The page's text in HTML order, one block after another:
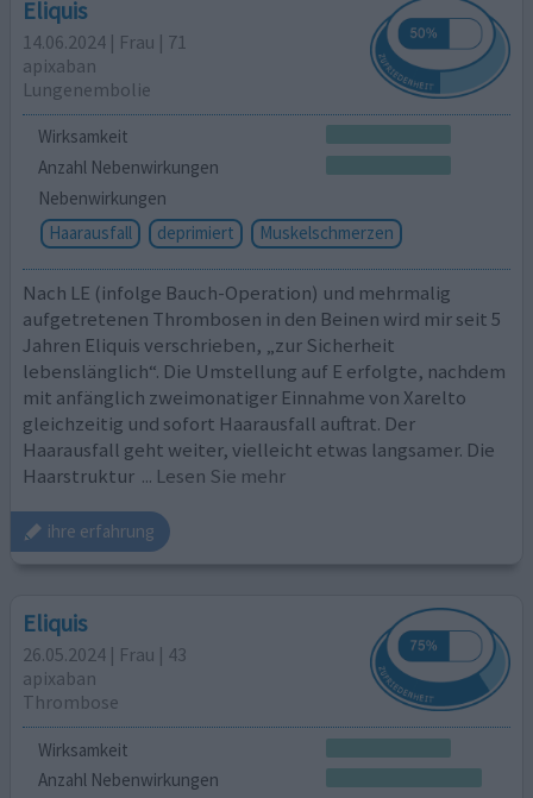
Eliquis
14.06.2024 | Frau | 71
apixaban
Lungenembolie
Wirksamkeit
Anzahl Nebenwirkungen
Nebenwirkungen
Haarausfall
deprimiert Muskelschmerzen
Nach LE (infolge Bauch-Operation) und mehrmalig
aufgetretenen Thrombosen in den Beinen wird mir seit 5
Jahren Eliquis verschrieben, „zur Sicherheit
lebenslänglich“. Die Umstellung auf E erfolgte, nachdem
mit anfänglich zweimonatiger Einnahme von Xarelto
gleichzeitig und sofort Haarausfall auftrat. Der
Haarausfall geht weiter, vielleicht etwas langsamer. Die
Haarstruktur ... Lesen Sie mehr
ihre erfahrung
Eliquis
26.05.2024 | Frau | 43
apixaban
Thrombose
Wirksamkeit
Anzahl Nebenwirkungen